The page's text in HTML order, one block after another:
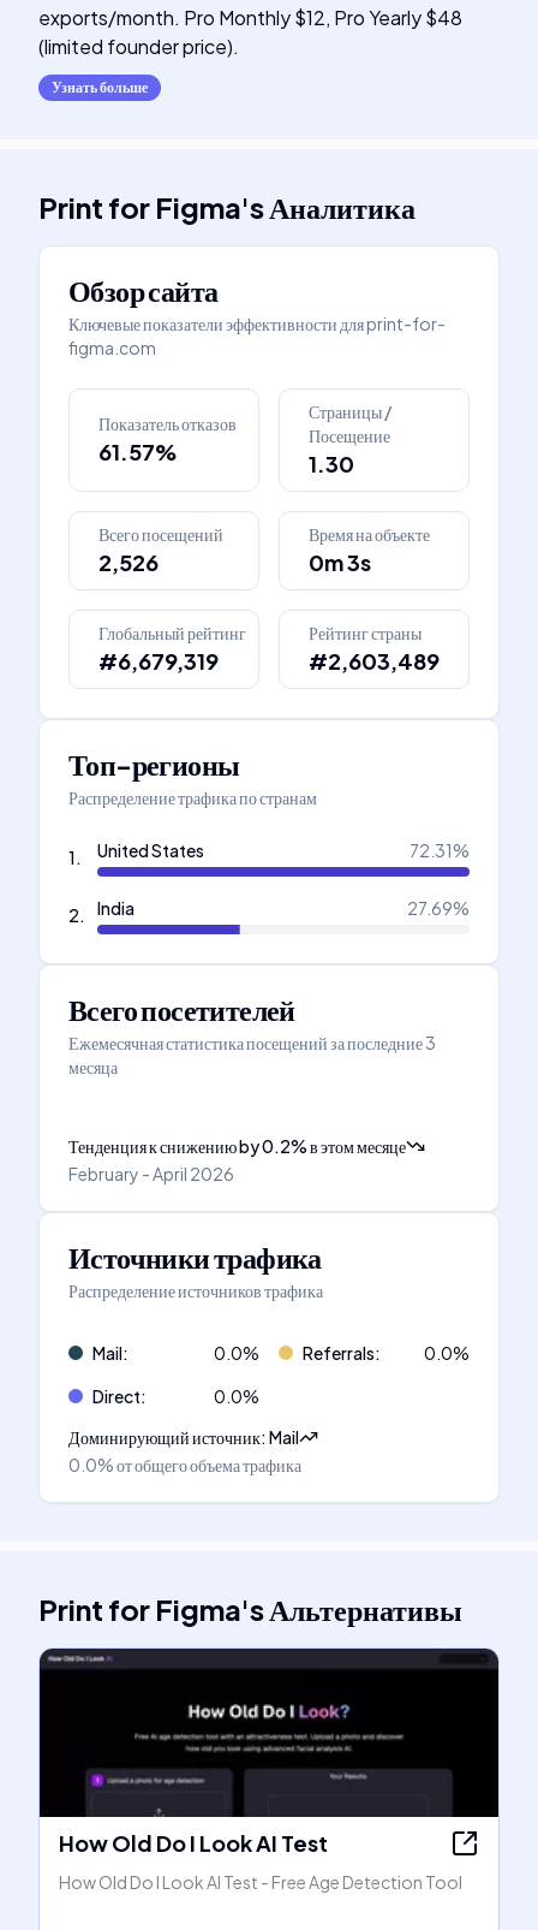
exports/month. Pro Monthly $12, Pro Yearly $48
(limited founder price).
Узнать больше
Print for Figma'sАналитика
Обзор сайта
Ключевые показатели эффективности дляprint-for-
figma.com
Показатель отказов
61.57%
Страницы /
Посещение
1.30
Всего посещений
2,526
Время на объекте
0m 3s
Глобальный рейтинг
#6,679,319
Рейтинг страны
#2,603,489
Топ-регионы
Распределение трафика по странам
1. United States 72.31%
2. India 27.69%
Всего посетителей
Ежемесячная статистика посещений за последние 3
месяца
Тенденция к снижениюby0.2%в этом месяце
February - April 2026
Источники трафика
Распределение источников трафика
Mail: 0.0% Referrals: 0.0%
Direct: 0.0%
Доминирующий источник:Mail
0.0%от общего объема трафика
Print for Figma'sАльтернативы
How Old Do I Look AI Test
How Old Do I Look AI Test - Free Age Detection Tool